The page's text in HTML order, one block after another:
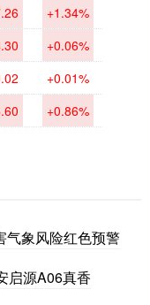
+1.34%
+0.06%
+0.01%
+0.86%
气象风险红色预警
启源A06真香